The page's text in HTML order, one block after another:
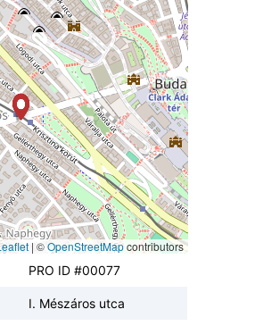
| ©OpenStreetMapcontributors
PRO ID #00077
I. Mészáros utca